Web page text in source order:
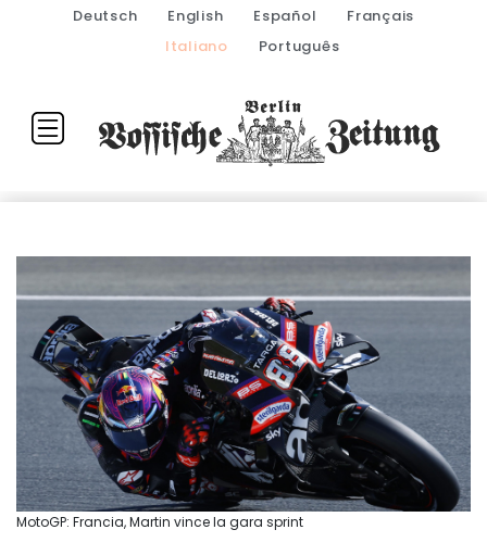
Deutsch English Español
Français
Italiano
Português
MotoGP: Francia, Martin vince la gara sprint